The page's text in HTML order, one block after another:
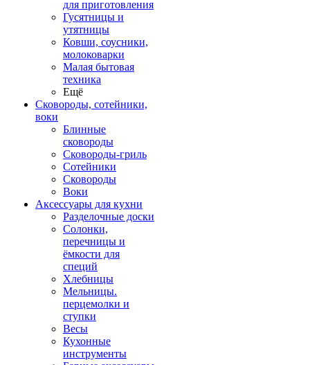
для приготовления
Гусятницы и
утятницы
Ковши, соусники,
молоковарки
Малая бытовая
техника
Ещё
Сковороды, сотейники,
воки
Блинные
сковороды
Сковороды-гриль
Сотейники
Сковороды
Воки
Аксессуары для кухни
Разделочные доски
Солонки,
перечницы и
ёмкости для
специй
Хлебницы
Мельницы.
перцемолки и
ступки
Весы
Кухонные
инструменты